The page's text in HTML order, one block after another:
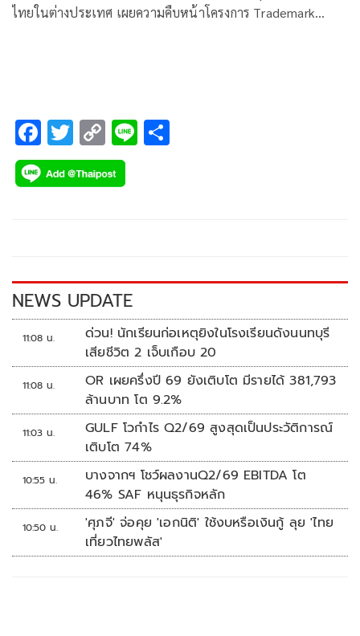
ไทยในต่างประเทศ เผยความคืบหน้าโครงการ Trademark
F
ac
e
k
T
wi
tt
C
o
p
k
Li
NEWS UPDATE
11:08 น.
ด่วน! นักเรียนก่อเหตุยิงในโรงเรียนดังนนทบุรี
เสียชีวิต 2 เจ็บเกือบ 20
11:08 น.
OR เผยครึ่งปี 69 ยังเติบโต มีรายได้ 381,793
ล้านบาท โต 9.2%
11:03 น.
GULF โวกำไร Q2/69 สูงสุดเป็นประวัติการณ์
เติบโต 74%
10:55 น.
บางจากฯ โชว์ผลงานQ2/69 EBITDA โต
46% SAF หนุนธุรกิจหลัก
10:50 น.
'ศุภจี' จ่อคุย 'เอกนิติ' ใช้งบหรือเงินกู้ ลุย 'ไทย
เที่ยวไทยพลัส'